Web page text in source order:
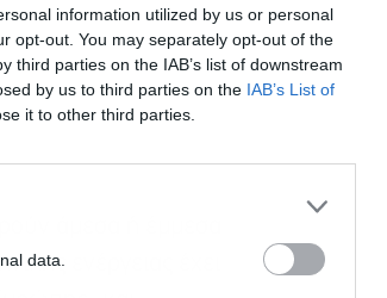
information utilized by us or personal
opt-out. You may separately opt-out of the
third parties on the IAB’s list of downstream
by us to third parties on the IAB’s List of
it to other third parties.
data.
άμεσα ή έμμεσα
ενέργειας έχει